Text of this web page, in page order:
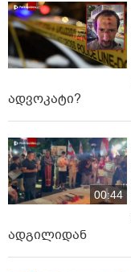
ადვოკატი?
00:44
ადგილიდან